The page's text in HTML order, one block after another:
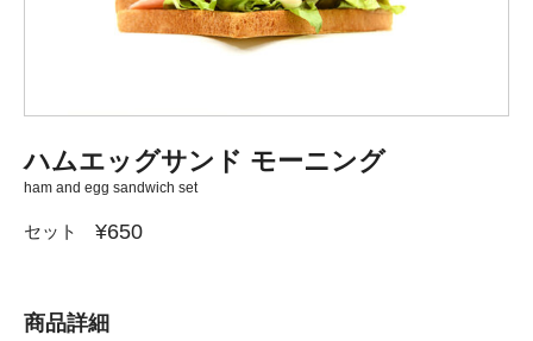
ハムエッグサンド モーニング
ham and egg sandwich set
セット ¥650
商品詳細